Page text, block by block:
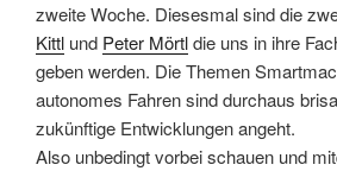
zweite Woche. Diesesmal sind die
Kittl und Peter Mörtldie uns in ihre
geben werden. Die Themen
autonomes Fahren sind durchaus
zukünftige Entwicklungen angeht.
Also unbedingt vorbei schauen und